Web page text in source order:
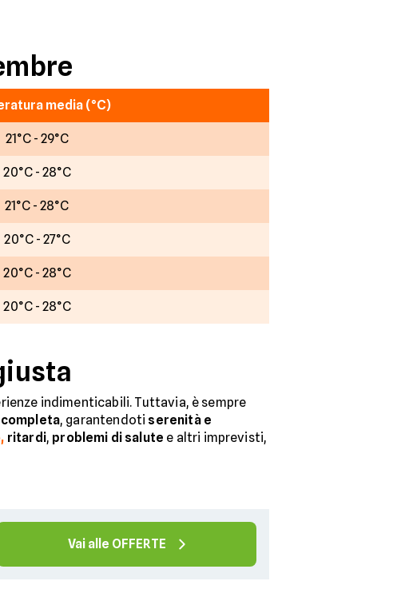
media (°C)
21°C - 29°C
20°C - 28°C
21°C - 28°C
20°C - 27°C
20°C - 28°C
20°C - 28°C
indimenticabili. Tuttavia, è sempre
, garantendoti serenità e
ritardi, problemi di salute e altri imprevisti,
Vai alle OFFERTE